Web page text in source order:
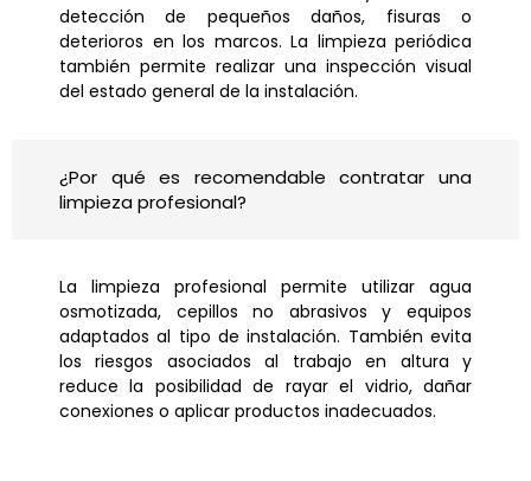
detección de pequeños daños, fisuras o
deterioros en los marcos. La limpieza periódica
también permite realizar una inspección visual
del estado general de la instalación.
¿Por qué es recomendable contratar una
limpieza profesional?
La limpieza profesional permite utilizar agua
osmotizada, cepillos no abrasivos y equipos
adaptados al tipo de instalación. También evita
los riesgos asociados al trabajo en altura y
reduce la posibilidad de rayar el vidrio, dañar
conexiones o aplicar productos inadecuados.